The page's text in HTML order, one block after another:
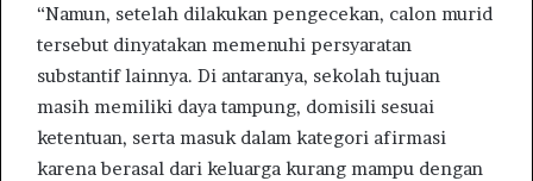
“Namun, setelah dilakukan pengecekan, calon murid
tersebut dinyatakan memenuhi persyaratan
substantif lainnya. Di antaranya, sekolah tujuan
masih memiliki daya tampung, domisili sesuai
ketentuan, serta masuk dalam kategori afirmasi
karena berasal dari keluarga kurang mampu dengan